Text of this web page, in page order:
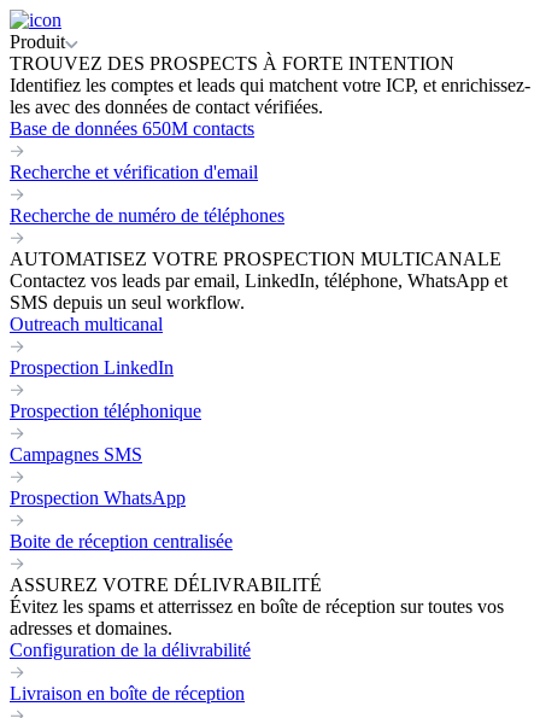
Produit
TROUVEZ DES PROSPECTS À FORTE INTENTION
Identifiez les comptes et leads qui matchent votre ICP, et enrichissez-
les avec des données de contact vérifiées.
Base de données 650M contacts
Recherche et vérification d'email
Recherche de numéro de téléphones
AUTOMATISEZ VOTRE PROSPECTION MULTICANALE
Contactez vos leads par email, LinkedIn, téléphone, WhatsApp et
SMS depuis un seul workflow.
Outreach multicanal
Prospection LinkedIn
Prospection téléphonique
Campagnes SMS
Prospection WhatsApp
Boite de réception centralisée
ASSUREZ VOTRE DÉLIVRABILITÉ
Évitez les spams et atterrissez en boîte de réception sur toutes vos
adresses et domaines.
Configuration de la délivrabilité
Livraison en boîte de réception